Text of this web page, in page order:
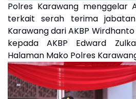
Polres Karawang menggelar
terkait serah terima
Karawang dari AKBP Wirdhanto
kepada AKBP Edward
Halaman Mako Polres